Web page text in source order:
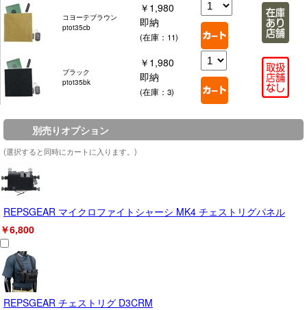
コヨーテブラウン
ptot35cb
￥1,980
即納
(在庫：11)
ブラック
ptot35bk
￥1,980
即納
(在庫：3)
別売りオプション
(選択すると同時にカートに入ります。)
REPSGEAR マイクロファイトシャーシ MK4 チェストリグパネル
￥6,800
REPSGEAR チェストリグ D3CRM